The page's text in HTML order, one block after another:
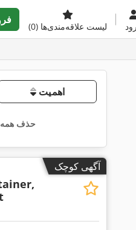
لیست علاقه‌مندی‌ها (0)
اهمیت
حذف همه
آگهی کوچک